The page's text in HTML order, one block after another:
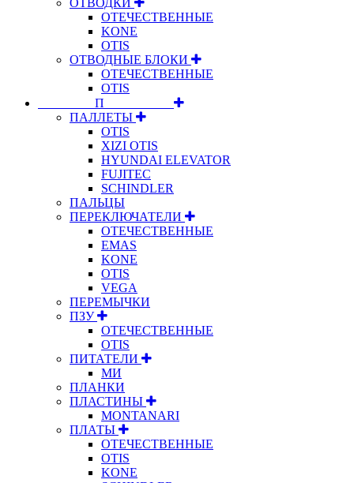
ОТЕЧЕСТВЕННЫЕ
KONE
OTIS
ОТВОДНЫЕ БЛОКИ
ОТЕЧЕСТВЕННЫЕ
OTIS
⠀⠀⠀⠀⠀⠀П⠀⠀⠀⠀⠀⠀⠀
ПАЛЛЕТЫ
OTIS
XIZI OTIS
HYUNDAI ELEVATOR
FUJITEC
SCHINDLER
ПАЛЬЦЫ
ПЕРЕКЛЮЧАТЕЛИ
ОТЕЧЕСТВЕННЫЕ
EMAS
KONE
OTIS
VEGA
ПЕРЕМЫЧКИ
ПЗУ
ОТЕЧЕСТВЕННЫЕ
OTIS
ПИТАТЕЛИ
МИ
ПЛАНКИ
ПЛАСТИНЫ
MONTANARI
ПЛАТЫ
ОТЕЧЕСТВЕННЫЕ
OTIS
KONE